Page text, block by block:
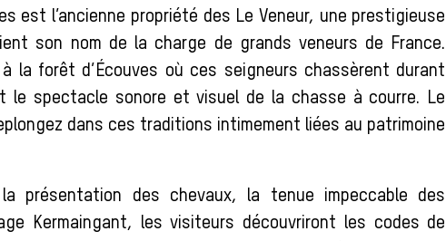
est l’ancienne propriété des Le Veneur, une prestigieuse
son nom de la charge de grands veneurs de France.
la forêt d’Écouves où ces seigneurs chassèrent durant
le spectacle sonore et visuel de la chasse à courre. Le
dans ces traditions intimement liées au patrimoine
présentation des chevaux, la tenue impeccable des
Kermaingant, les visiteurs découvriront les codes de